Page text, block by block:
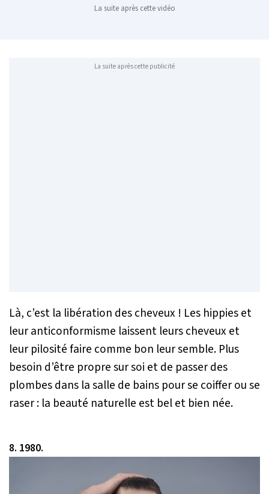
La suite après cette vidéo
La suite après cette publicité
Là, c’est la libération des cheveux ! Les hippies et
leur anticonformisme laissent leurs cheveux et
leur pilosité faire comme bon leur semble. Plus
besoin d’être propre sur soi et de passer des
plombes dans la salle de bains pour se coiffer ou se
raser : la beauté naturelle est bel et bien née.
8. 1980.